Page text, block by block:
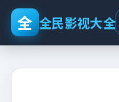
全 全民影视大全